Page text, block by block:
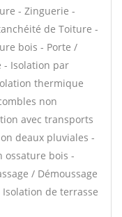
- Zinguerie -
de Toiture -
bois - Porte /
- Isolation par
thermique
non
avec transports
deaux pluviales -
ossature bois -
/ Démoussage
de terrasse